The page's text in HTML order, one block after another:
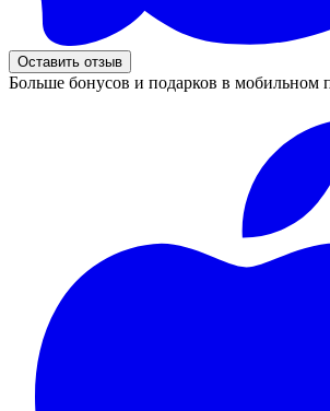
Оставить отзыв
Больше бонусов и подарков в мобильном